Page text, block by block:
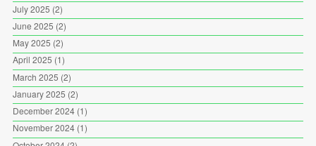
July 2025 (2)
June 2025 (2)
May 2025 (2)
April 2025 (1)
March 2025 (2)
January 2025 (2)
December 2024(1)
November 2024(1)